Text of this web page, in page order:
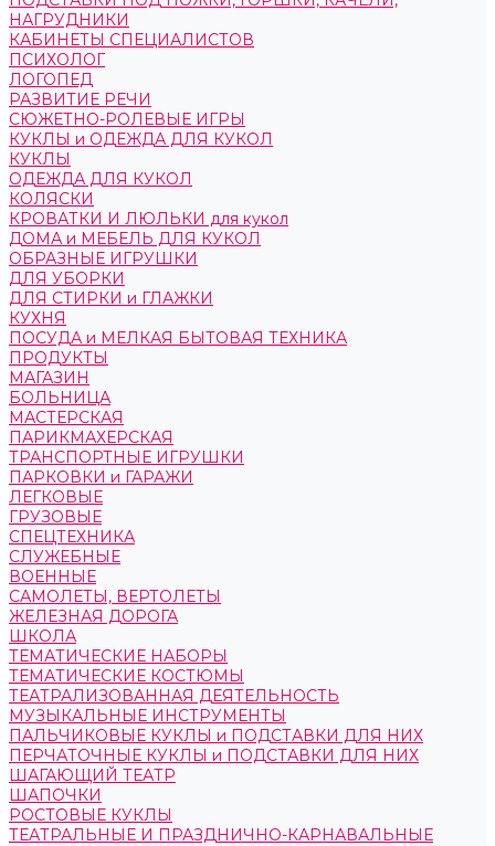
НАГРУДНИКИ
КАБИНЕТЫ СПЕЦИАЛИСТОВ
ПСИХОЛОГ
ЛОГОПЕД
РАЗВИТИЕ РЕЧИ
СЮЖЕТНО-РОЛЕВЫЕ ИГРЫ
КУКЛЫ и ОДЕЖДА ДЛЯ КУКОЛ
КУКЛЫ
ОДЕЖДА ДЛЯ КУКОЛ
КОЛЯСКИ
КРОВАТКИ И ЛЮЛЬКИ для кукол
ДОМА и МЕБЕЛЬ ДЛЯ КУКОЛ
ОБРАЗНЫЕ ИГРУШКИ
ДЛЯ УБОРКИ
ДЛЯ СТИРКИ и ГЛАЖКИ
КУХНЯ
ПОСУДА и МЕЛКАЯ БЫТОВАЯ ТЕХНИКА
ПРОДУКТЫ
МАГАЗИН
БОЛЬНИЦА
МАСТЕРСКАЯ
ПАРИКМАХЕРСКАЯ
ТРАНСПОРТНЫЕ ИГРУШКИ
ПАРКОВКИ и ГАРАЖИ
ЛЕГКОВЫЕ
ГРУЗОВЫЕ
СПЕЦТЕХНИКА
СЛУЖЕБНЫЕ
ВОЕННЫЕ
САМОЛЕТЫ, ВЕРТОЛЕТЫ
ЖЕЛЕЗНАЯ ДОРОГА
ШКОЛА
ТЕМАТИЧЕСКИЕ НАБОРЫ
ТЕМАТИЧЕСКИЕ КОСТЮМЫ
ТЕАТРАЛИЗОВАННАЯ ДЕЯТЕЛЬНОСТЬ
МУЗЫКАЛЬНЫЕ ИНСТРУМЕНТЫ
ПАЛЬЧИКОВЫЕ КУКЛЫ и ПОДСТАВКИ ДЛЯ НИХ
ПЕРЧАТОЧНЫЕ КУКЛЫ и ПОДСТАВКИ ДЛЯ НИХ
ШАГАЮЩИЙ ТЕАТР
ШАПОЧКИ
РОСТОВЫЕ КУКЛЫ
ТЕАТРАЛЬНЫЕ И ПРАЗДНИЧНО-КАРНАВАЛЬНЫЕ